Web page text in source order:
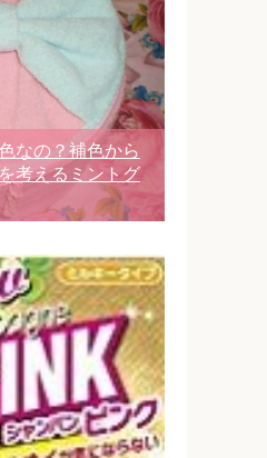
なの？補色から
考えるミントグ